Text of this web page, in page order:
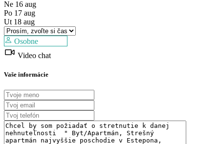
Ne 16 aug
Po 17 aug
Ut 18 aug
Osobne
Video chat
Vaše informácie